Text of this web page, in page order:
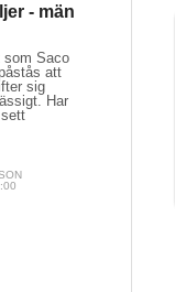
- män
som Saco
att
sig
Har